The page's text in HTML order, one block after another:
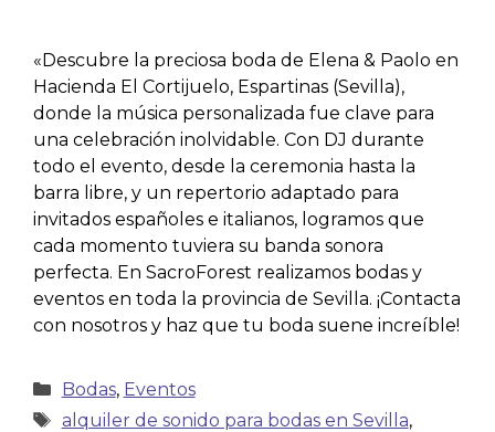
«Descubre la preciosa boda de Elena & Paolo en
Hacienda El Cortijuelo, Espartinas (Sevilla),
donde la música personalizada fue clave para
una celebración inolvidable. Con DJ durante
todo el evento, desde la ceremonia hasta la
barra libre, y un repertorio adaptado para
invitados españoles e italianos, logramos que
cada momento tuviera su banda sonora
perfecta. En SacroForest realizamos bodas y
eventos en toda la provincia de Sevilla. ¡Contacta
con nosotros y haz que tu boda suene increíble!
Bodas, Eventos
alquiler de sonido para bodas en Sevilla,